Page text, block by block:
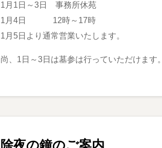
1月1日～3日 事務所休苑
1月4日 12時～17時
1月5日より通常営業いたします。
尚、1日～3日は墓参は行っていただけます。
除夜の鐘のご案内